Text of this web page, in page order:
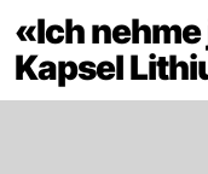
«Ich nehme
Kapsel